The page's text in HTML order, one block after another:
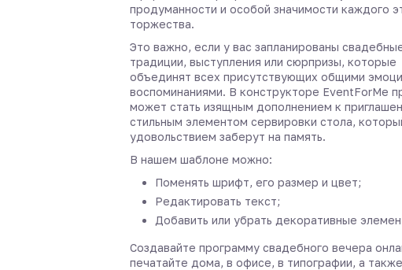
продуманности и особой значимости каждого
торжества.
Это важно, если у вас запланированы
традиции, выступления или сюрпризы, которые
объединят всех присутствующих общими
воспоминаниями. В конструкторе EventForMe
может стать изящным дополнением к
стильным элементом сервировки стола,
удовольствием заберут на память.
В нашем шаблоне можно:
Поменять шрифт, его размер и цвет;
Редактировать текст;
Добавить или убрать декоративные
Создавайте программу свадебного вечера
печатайте дома, в офисе, в типографии, а также